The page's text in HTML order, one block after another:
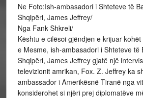
Ne Foto:Ish-ambasadori i Shteteve të
Shqipëri, James Jeffrey/
Nga Fank Shkreli/
Kështu e cilësoi gjëndjen e krijuar
e Mesme, ish-ambasadori i Shteteve të
Shqipëri, James Jeffrey gjatë një
televizionit amrikan, Fox. Z. Jeffrey ka
ambassador i Amerikësnë Tiranë nga
konsiderohet si njëri prej diplomatëve